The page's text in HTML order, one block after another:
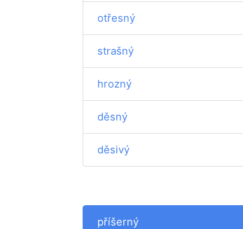
otřesný
strašný
hrozný
děsný
děsivý
příšerný